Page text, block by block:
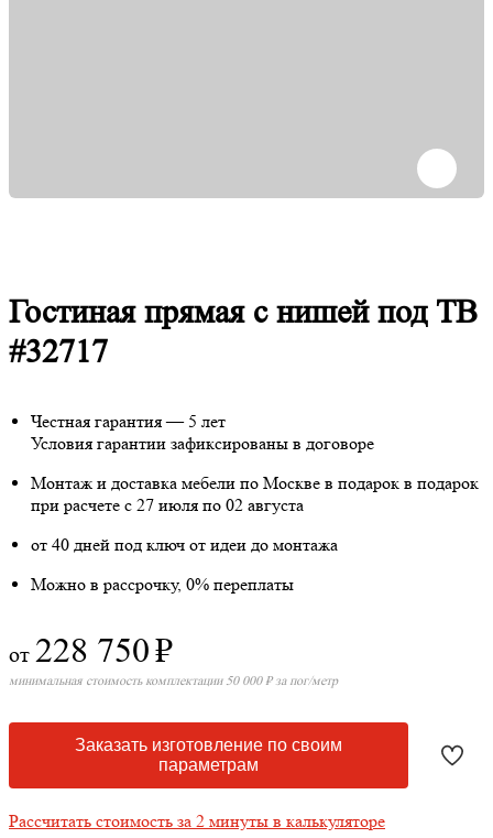
Гостиная прямая с нишей под ТВ
#32717
Честная гарантия — 5 лет
Условия гарантии зафиксированы в договоре
Монтаж и доставка мебели по Москве в подарок в подарок
при расчете с 27 июля по 02 августа
от 40 дней под ключ от идеи до монтажа
Можно в рассрочку, 0% переплаты
от 228 750₽
минимальная стоимость комплектации 50 000 ₽ за пог/метр
Заказать изготовление по своим
параметрам
Рассчитать стоимость за 2 минуты в калькуляторе